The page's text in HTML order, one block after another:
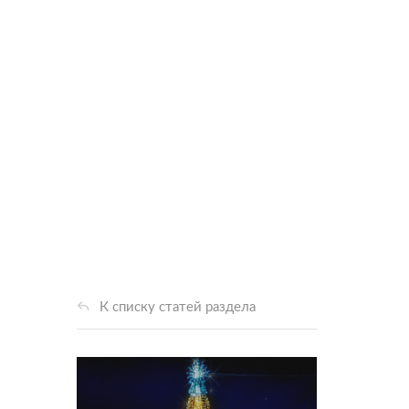
К списку статей раздела